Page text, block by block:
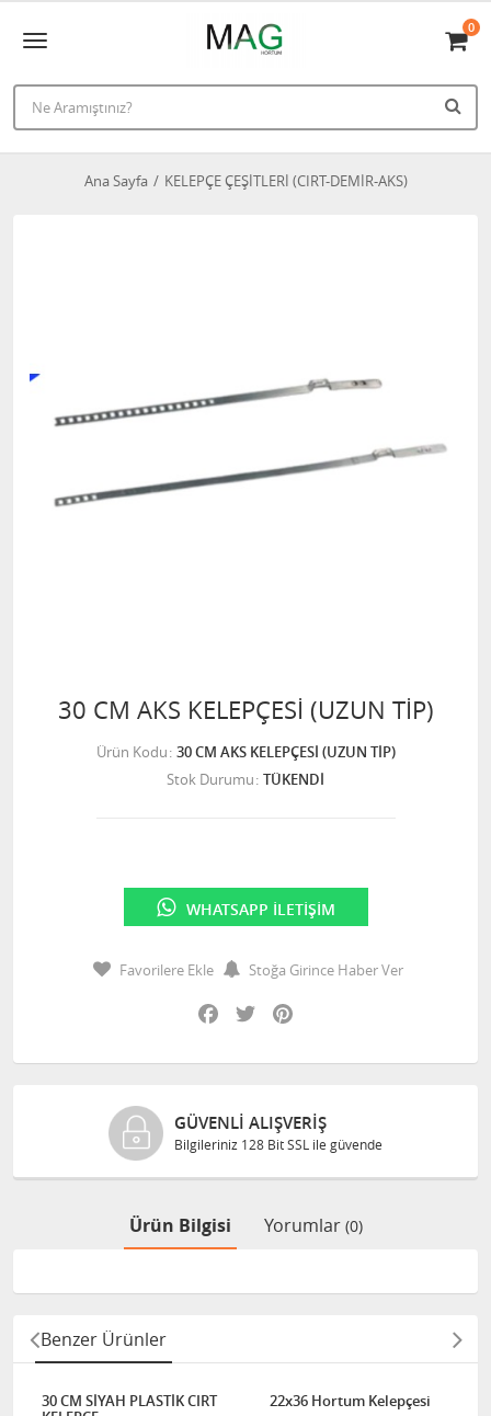
0
Ana Sayfa KELEPÇE ÇEŞİTLERİ (CIRT-DEMİR-AKS)
30 CM AKS KELEPÇESİ (UZUN TİP)
Ürün Kodu 30 CM AKS KELEPÇESİ (UZUN TİP)
Stok Durumu TÜKENDİ
WHATSAPP İLETIŞIM
Favorilere Ekle
Stoğa Girince Haber Ver
Facebook
Twitter
GÜVENLI ALIŞVERIŞ
Bilgileriniz 128 Bit SSL ile güvende
Ürün Bilgisi Yorumlar (0)
Benzer Ürünler
30 CM SİYAH PLASTİK CIRT
22x36 Hortum Kelepçesi